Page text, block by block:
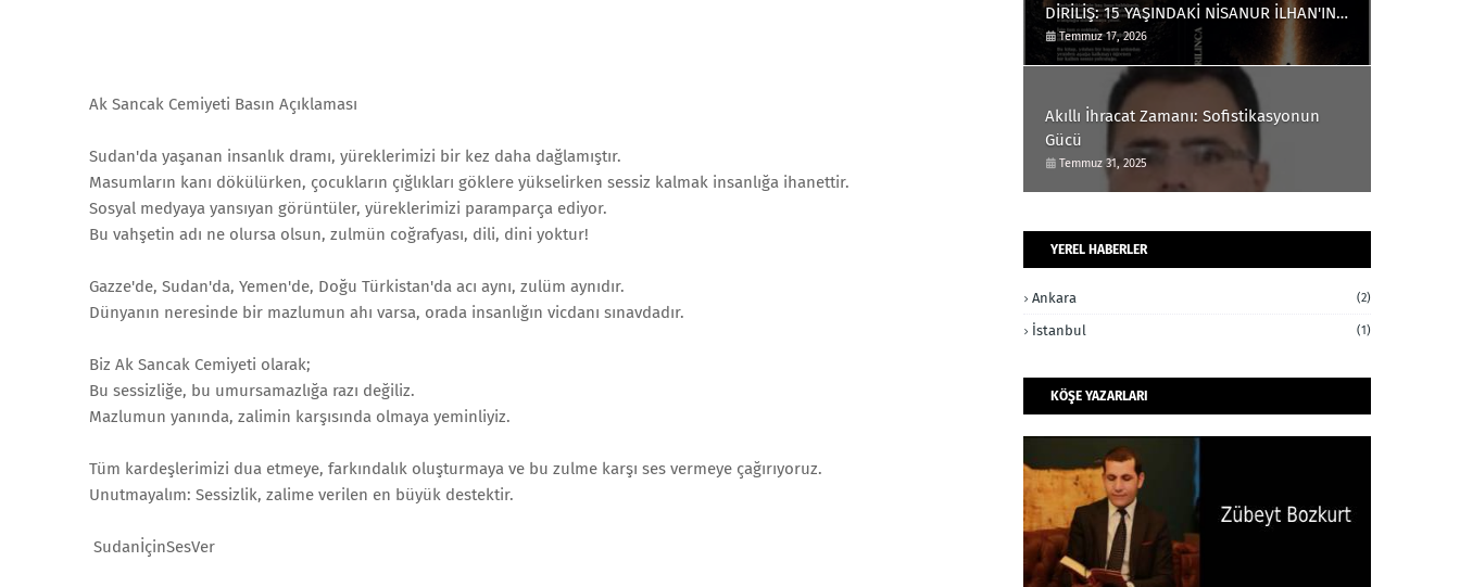
Ak Sancak Cemiyeti Basın Açıklaması
Sudan'da yaşanan insanlık dramı, yüreklerimizi bir kez daha dağlamıştır.
Masumların kanı dökülürken, çocukların çığlıkları göklere yükselirken sessiz kalmak insanlığa ihanettir.
Sosyal medyaya yansıyan görüntüler, yüreklerimizi paramparça ediyor.
Bu vahşetin adı ne olursa olsun, zulmün coğrafyası, dili, dini yoktur!
Gazze'de, Sudan'da, Yemen'de, Doğu Türkistan'da acı aynı, zulüm aynıdır.
Dünyanın neresinde bir mazlumun ahı varsa, orada insanlığın vicdanı sınavdadır.
Biz Ak Sancak Cemiyeti olarak;
Bu sessizliğe, bu umursamazlığa razı değiliz.
Mazlumun yanında, zalimin karşısında olmaya yeminliyiz.
Tüm kardeşlerimizi dua etmeye, farkındalık oluşturmaya ve bu zulme karşı ses vermeye çağırıyoruz.
Unutmayalım: Sessizlik, zalime verilen en büyük destektir.
SudanİçinSesVer
DİRİLİŞ: 15 YAŞINDAKİ NİSANUR İLHAN'IN
TÜRKİYE'Yİ DERİNDEN ETKİLEYECEK
HİKÂYESİ
Temmuz 17, 2026
Akıllı İhracat Zamanı: Sofistikasyonun
Gücü
Temmuz 31, 2025
YEREL HABERLER
Ankara (2)
İstanbul (1)
KÖŞE YAZARLARI